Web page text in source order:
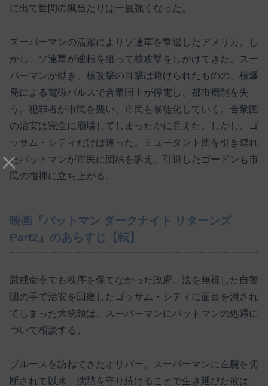
に出て世間の風当たりは一層強くなった。
スーパーマンの活躍によりソ連軍を撃退したアメリカ。し
かし、ソ連軍が逆転を狙って核攻撃をしかけてきた。スー
パーマンが動き、核攻撃の直撃は避けられたものの、核爆
発による電磁パルスで合衆国中が停電し、都市機能を失
う。犯罪者が市民を襲い、市民も暴徒化していく。合衆国
の治安は完全に崩壊してしまったかに見えた。しかし、ゴ
ッサム・シティだけは違った。ミュータント団を引き連れ
たバットマンが市民に団結を訴え、引退したゴードンも市
民の指揮に立ち上がる。
映画『バットマン ダークナイト リターンズ
Part2』のあらすじ【転】
厳戒命令でも秩序を保てなかった政府。法を無視した自警
団の手で治安を回復したゴッサム・シティに面目を潰され
てしまった大統領は、スーパーマンにバットマンの処遇に
ついて相談する。
ブルースを訪ねてきたオリバー。スーパーマンに左腕を切
断されて以来、沈黙を守り続けることで生き延びた彼は、